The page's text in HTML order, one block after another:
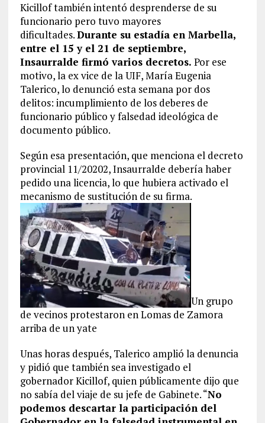
Kicillof también intentó desprenderse de su
funcionario pero tuvo mayores
dificultades.Durante su estadía en Marbella,
entre el 15 y el 21 de septiembre,
Insaurralde firmó varios decretos. Por ese
motivo, la ex vice de la UIF, María Eugenia
Talerico, lo denunció esta semana por dos
delitos: incumplimiento de los deberes de
funcionario público y falsedad ideológica de
documento público.
Según esa presentación, que menciona el decreto
provincial 11/20202, Insaurralde debería haber
pedido una licencia, lo que hubiera activado el
mecanismo de sustitución de su firma.
Un grupo
de vecinos protestaron en Lomas de Zamora
arriba de un yate
Unas horas después, Talerico amplió la denuncia
y pidió que también sea investigado el
gobernador Kicillof, quien públicamente dijo que
no sabía del viaje de su jefe de Gabinete. “No
podemos descartar la participación del